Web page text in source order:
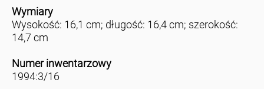
Wymiary
Wysokość: 16,1 cm; długość: 16,4 cm; szerokość:
14,7 cm
Numer inwentarzowy
1994:3/16